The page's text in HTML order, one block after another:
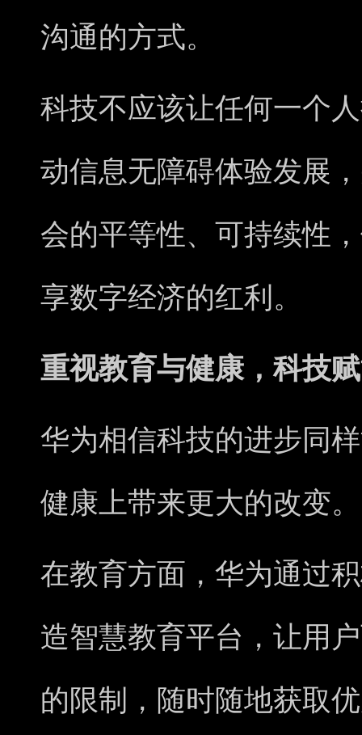
沟通的方式。
科技不应该让任何一个
动信息无障碍体验发展
会的平等性、可持续性
享数字经济的红利。
重视教育与健康，科技
华为相信科技的进步同
健康上带来更大的改变。
在教育方面，华为通过
造智慧教育平台，让用
的限制，随时随地获取